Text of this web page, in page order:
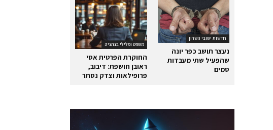
משפט ופלילי בנתניה
החוקרת הפרטית אסי
ראובן חושפת: דיבוב,
פרופילאות וצדק נסתר
חדשות ישובי השרון
נעצר תושב כפר יונה
שהפעיל שתי מעבדות
סמים